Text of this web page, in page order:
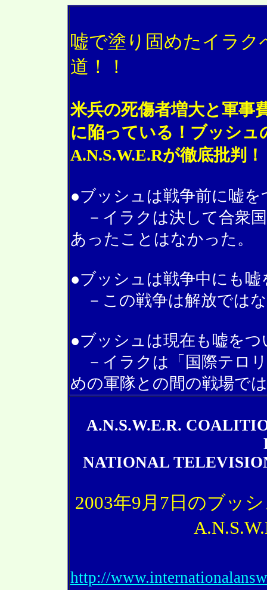
嘘で塗り固めたイラク
道！！
米兵の死傷者増大と軍事
に陥っている！ブッシュ
A.N.S.W.E.Rが徹底批判！
●ブッシュは戦争前に嘘を
－イラクは決して合衆
あったことはなかった。
●ブッシュは戦争中にも嘘
－この戦争は解放では
●ブッシュは現在も嘘をつ
－イラクは「国際テロ
めの軍隊との間の戦場で
A.N.S.W.E.R.
NATIONAL
2003年9月7日のブッ
http://